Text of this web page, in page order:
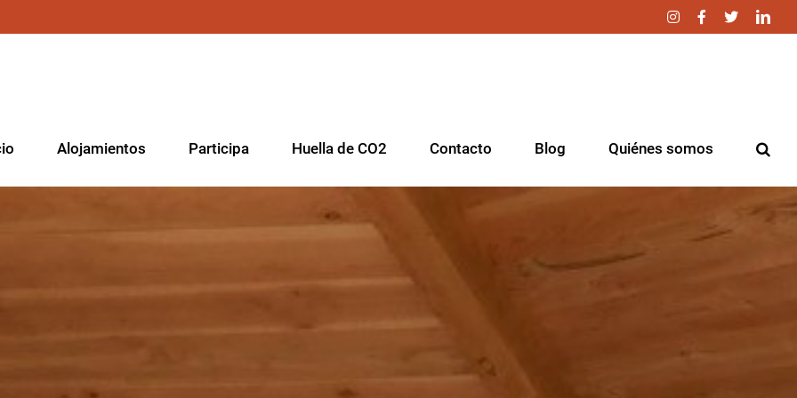
InstagramFacebook
Twitter
Alojamientos Participa Huella de CO2 Contacto Blog Quiénes somos